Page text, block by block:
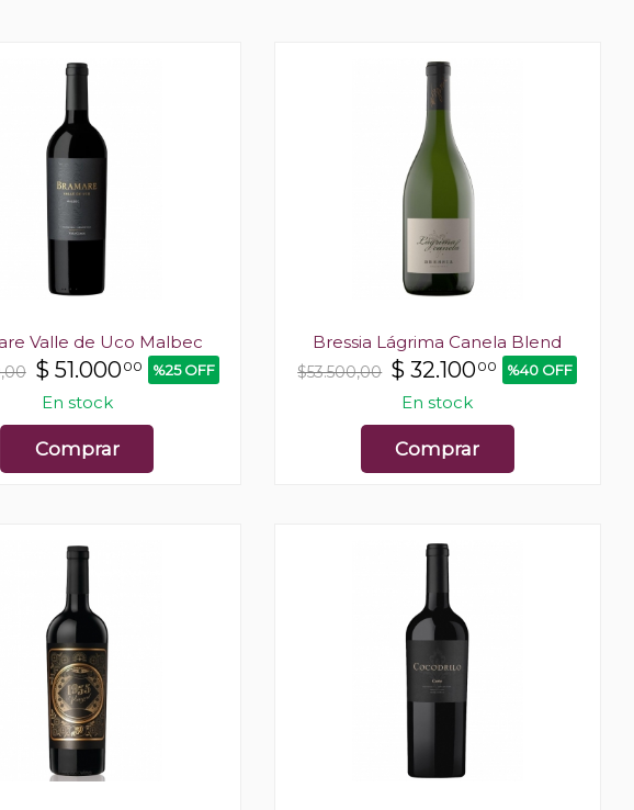
Valle de Uco Malbec
$ 51.00000 %25 OFF
En stock
Comprar
Bressia Lágrima Canela Blend
$53.500,00 $32.10000 %40 OFF
En stock
Comprar